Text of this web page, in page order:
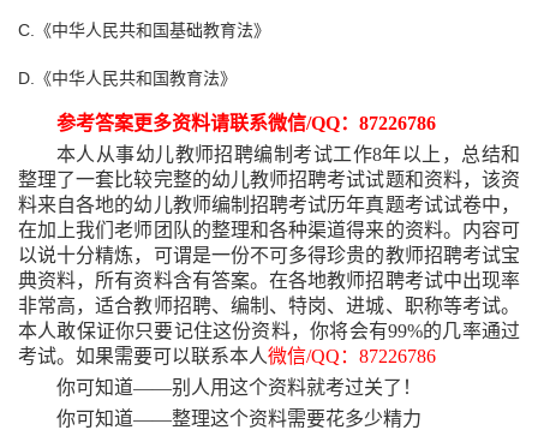
C.《中华人民共和国基础教育法》
D.《中华人民共和国教育法》
参考答案更多资料请联系微信/QQ：87226786
本人从事幼儿教师招聘编制考试工作8年以上，总结和
整理了一套比较完整的幼儿教师招聘考试试题和资料，该资
料来自各地的幼儿教师编制招聘考试历年真题考试试卷中，
在加上我们老师团队的整理和各种渠道得来的资料。内容可
以说十分精炼，可谓是一份不可多得珍贵的教师招聘考试宝
典资料，所有资料含有答案。在各地教师招聘考试中出现率
非常高，适合教师招聘、编制、特岗、进城、职称等考试。
本人敢保证你只要记住这份资料，你将会有99%的几率通过
考试。如果需要可以联系本人微信/QQ：87226786
你可知道——别人用这个资料就考过关了！
你可知道——整理这个资料需要花多少精力